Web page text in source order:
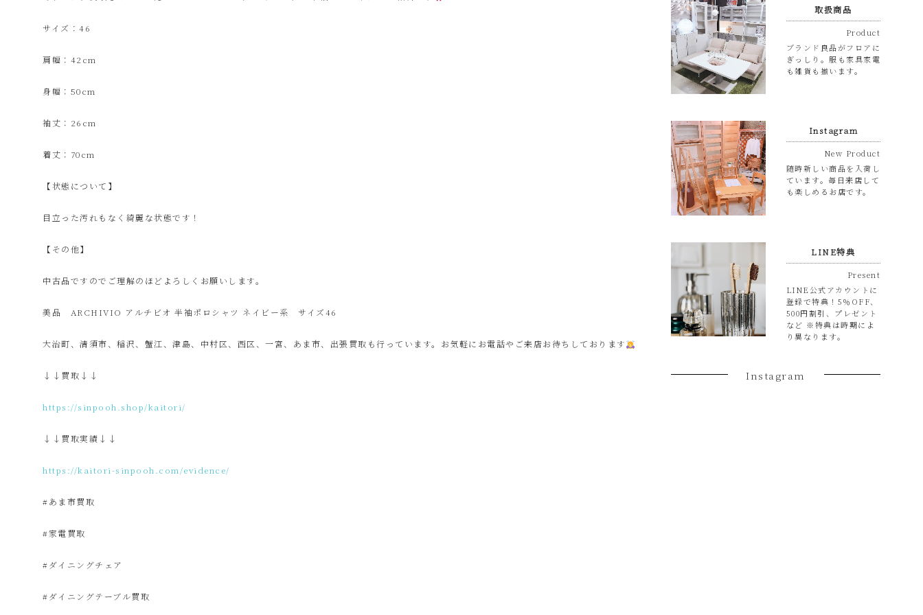
サイズ：46
肩幅：42cm
身幅：50cm
袖丈：26cm
着丈：70cm
【状態について】
目立った汚れもなく綺麗な状態です！
【その他】
中古品ですのでご理解のほどよろしくお願いします。
美品 ARCHIVIO アルチビオ 半袖ポロシャツ ネイビー系 サイズ46
大治町、清須市、稲沢、蟹江、津島、中村区、西区、一宮、あま市、出張買取も行っています。お気軽にお電話やご来店お待ちしております
↓↓買取↓↓
https://sinpooh.shop/kaitori/
↓↓買取実績↓↓
https://kaitori-sinpooh.com/evidence/
#あま市買取
#家電買取
#ダイニングチェア
#ダイニングテーブル買取
取扱商品
Product
ブランド良品がフロアに
ぎっしり。服も家具家電
も雑貨も揃います。
Instagram
New Product
随時新しい商品を入荷し
ています。毎日来店して
も楽しめるお店です。
LINE特典
Present
LINE公式アカウントに
登録で特典！5％OFF、
500円割引、プレゼント
など ※特典は時期によ
り異なります。
Instagram